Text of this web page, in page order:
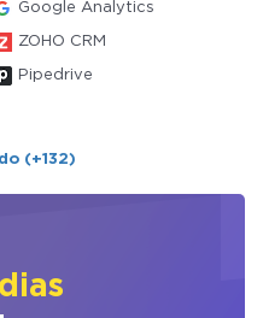
Google Analytics
ZOHO CRM
Pipedrive
(+132)